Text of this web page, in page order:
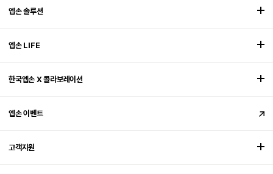
엡손 솔루션
엡손 LIFE
한국엡손 X 콜라보레이션
엡손 이벤트
고객지원